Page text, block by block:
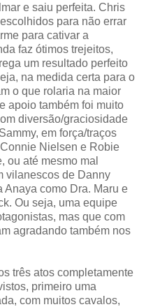
e saiu perfeita. Chris
para não errar
para cativar a
faz ótimos trejeitos,
um resultado perfeito
na medida certa para o
o que rolaria na maior
apoio também foi muito
diversão/graciosidade
em força/traços
Nielsen e Robie
ou até mesmo mal
vilanescos de Danny
Anaya como Dra. Maru e
Ou seja, uma equipe
mas que com
agradando também nos
três atos completamente
primeiro uma
com muitos cavalos,